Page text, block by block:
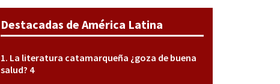
Destacadas de América Latina
La literatura catamarqueña ¿goza de buena
salud? 4